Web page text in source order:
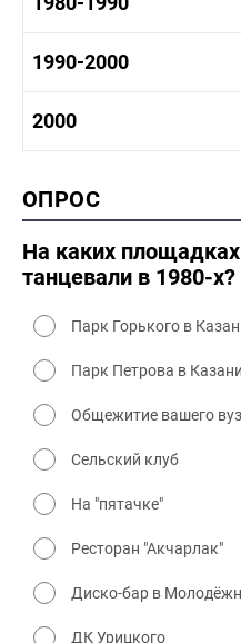
1970-1980 культура
1970 - 1980 быт
1980 -1990 история
1980-1990 культура
1990-2000
1990-2000 культура
2000
2000
2000 культура
ОПРОС
На каких
танцевали в 1980-х?
Парк Горького в
Парк Петрова в Казани
Общежитие вашего
Сельский клуб
На "пятачке"
Ресторан "Акчарлак"
Диско-бар в
ДК Урицкого